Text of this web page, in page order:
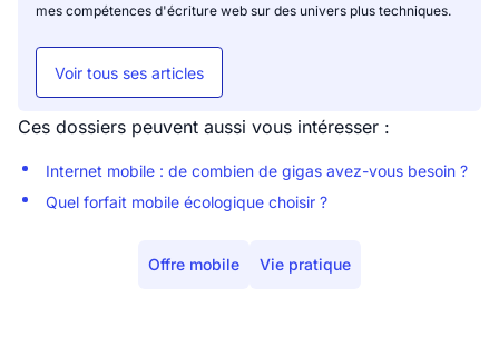
mes compétences d'écriture web sur des univers plus techniques.
Voir tous ses articles
Ces dossiers peuvent aussi vous intéresser :
Internet mobile : de combien de gigas avez-vous besoin ?
Quel forfait mobile écologique choisir ?
Offre mobile Vie pratique